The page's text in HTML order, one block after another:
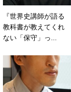
『世界史講師が語る
教科書が教えてくれ
ない「保守」っ...